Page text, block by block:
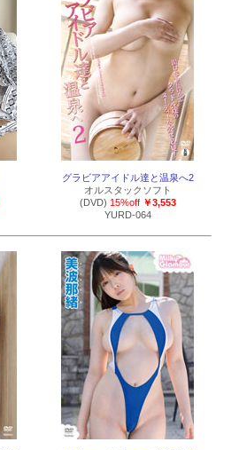
グラビアアイドル達と温泉へ2
オルスタックソフト
(DVD) 15%off ￥3,553
YURD-064